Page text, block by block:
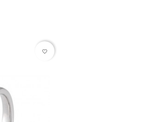
favorite_border